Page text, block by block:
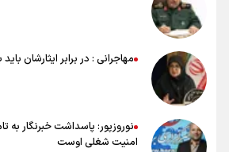
خلعتبری: جای دو سه نفر در جام جهانی خالی بود/
نسل دارد/ دوست دارم آرژانتین قهرمان شود
شاهرخی: اندازه داشته‌هایمان از بازار جام
سرنوشت صعود را به تیم‌های دیگر سپردیم
عالمی: جام جهانی از مرحله حذفی جان گرفت/
نقد وجود دارد
مهاجرانی : در برابر ایثارشان باید
نوروزپور: پاسداشت خبرنگار به
امنیت شغلی اوست